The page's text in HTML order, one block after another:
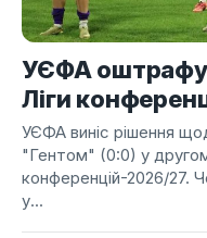
УЄФА
Ліги
УЄФА виніс рішення
"Гентом" (0:0) у
конференцій-2026/27.
у...